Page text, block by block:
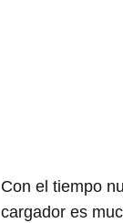
Con el tiempo
cargador es